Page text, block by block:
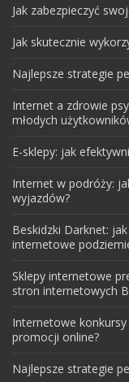
Jak zabezpieczyć
Jak skutecznie
Najlepsze strategie
Internet a zdrowie
młodych
E-sklepy: jak
Internet w podróży:
wyjazdów?
Beskidzki Darknet:
internetowe
Sklepy internetowe
stron internetowych
Internetowe
promocji online?
Najlepsze strategie